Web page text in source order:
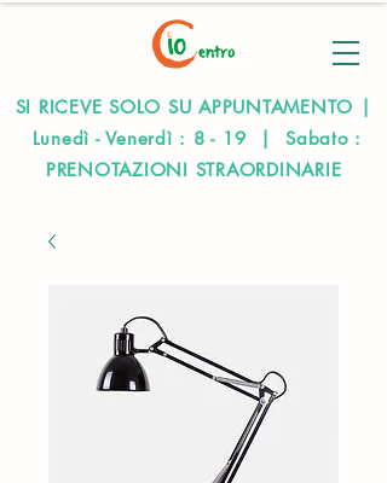
SI RICEVE SOLO SU APPUNTAMENTO |
Lunedì - Venerdì : 8 - 19 | Sabato :
PRENOTAZIONI STRAORDINARIE